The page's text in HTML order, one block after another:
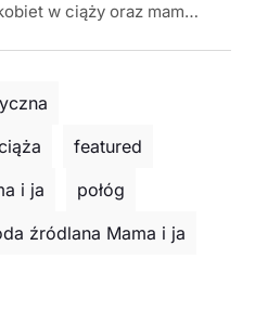
w ciąży oraz mam…
featured
i ja
połóg
źródlana Mama i ja